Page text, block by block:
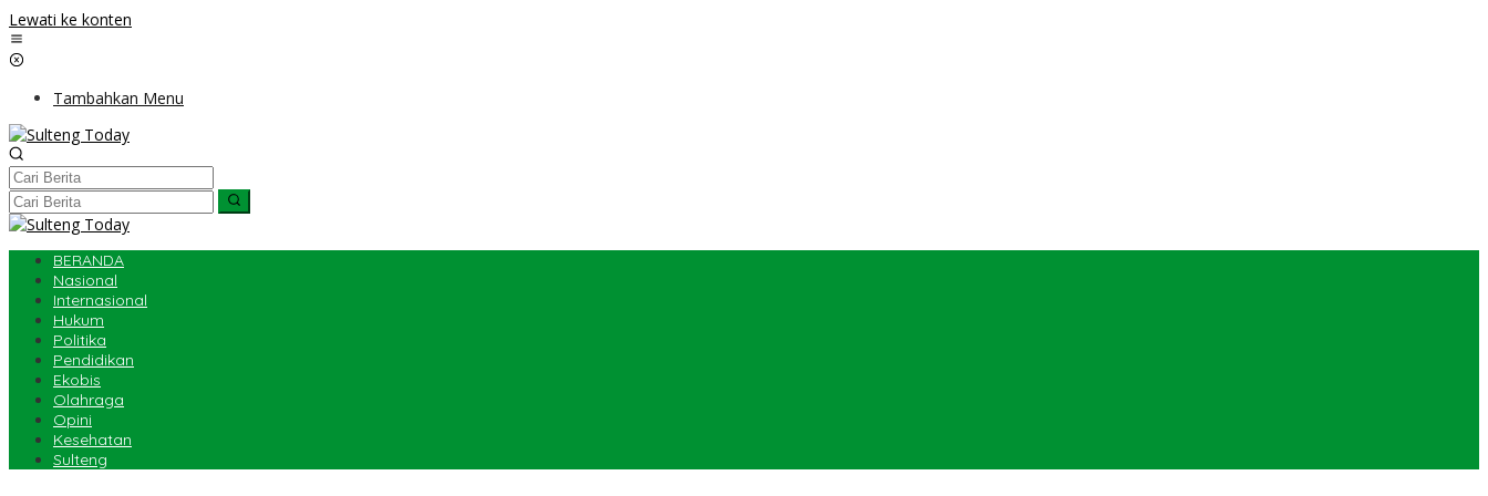
Lewati ke konten
Tambahkan Menu
BERANDA
Nasional
Internasional
Hukum
Politika
Pendidikan
Ekobis
Olahraga
Opini
Kesehatan
Sulteng